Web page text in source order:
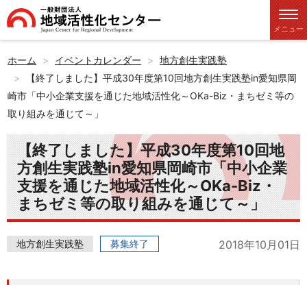
メニュー
ホーム イベントカレンダー
地方創生実践塾
【終了しました】平成30年度第10回地方創生実践塾in愛知県岡
崎市「中小企業支援を通じた地域活性化～OKa-Biz・まちゼミ等の
取り組みを通じて～」
【終了しました】平成30年度第10回地
方創生実践塾in愛知県岡崎市「中小企業
支援を通じた地域活性化～OKa-Biz・
まちゼミ等の取り組みを通じて～」
地方創生実践塾 募集終了 2018年10月01日